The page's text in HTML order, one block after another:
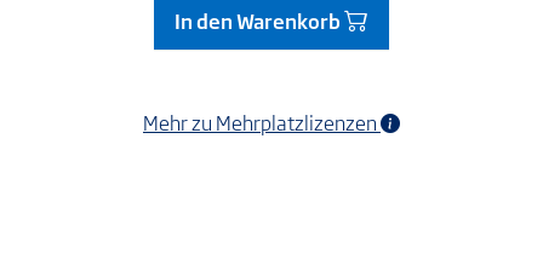
In den Warenkorb
Mehr zu Mehrplatzlizenzen